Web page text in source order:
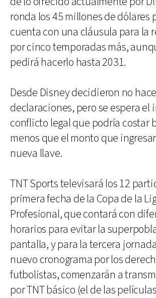
ronda los 45 millones de dólares
cuenta con una cláusula para la
por cinco temporadas más,
pedirá hacerlo hasta 2031.
Desde Disney decidieron no
declaraciones, pero se espera el
conflicto legal que podría costar
menos que el monto que
nueva llave.
TNT Sports televisará los 12
primera fecha de la Copa de la
Profesional, que contará con
horarios para evitar la
pantalla, y para la tercera
nuevo cronograma por los
futbolistas, comenzarán a
por TNT básico (el de las